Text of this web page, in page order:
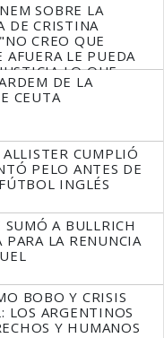
SOBRE LA
DE CRISTINA
CREO QUE
AFUERA LE PUEDA
LO QUE
DE LA
CEUTA
ALLISTER CUMPLIÓ
PELO ANTES DE
INGLÉS
SUMÓ A BULLRICH
PARA LA RENUNCIA
BOBO Y CRISIS
LOS ARGENTINOS
Y HUMANOS